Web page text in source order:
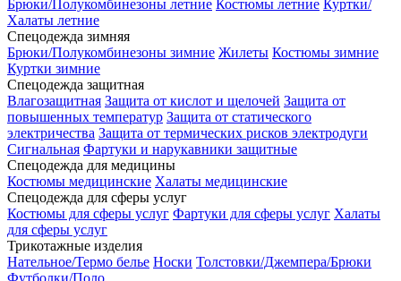
Брюки/Полукомбинезоны летние Костюмы летние Куртки/
Халаты летние
Спецодежда зимняя
Брюки/Полукомбинезоны зимние Жилеты Костюмы зимние
Куртки зимние
Спецодежда защитная
Влагозащитная Защита от кислот и щелочей Защита от
повышенных температур Защита от статического
электричества Защита от термических рисков электродуги
Сигнальная Фартуки и нарукавники защитные
Спецодежда для медицины
Костюмы медицинские Халаты медицинские
Спецодежда для сферы услуг
Костюмы для сферы услуг Фартуки для сферы услуг Халаты
для сферы услуг
Трикотажные изделия
Нательное/Термо белье Носки Толстовки/Джемпера/Брюки
Футболки/Поло